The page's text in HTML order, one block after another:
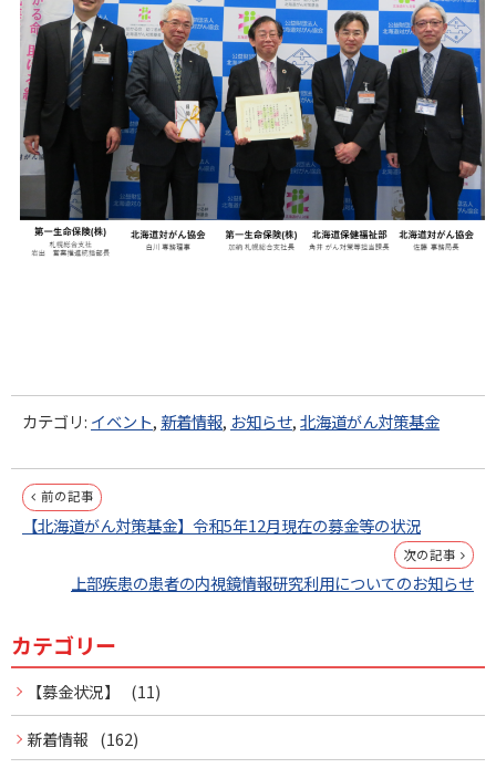
カテゴリ: イベント, 新着情報, お知らせ,北海道がん対策基金
投
稿
ゲ
ー
シ
前の記事
【北海道がん対策基金】令和5年12月現在の募金等の状況
次の記事
上部疾患の患者の内視鏡情報研究利用についてのお知らせ
サ
イ
ド
カテゴリー
【募金状況】 (11)
新着情報 (162)